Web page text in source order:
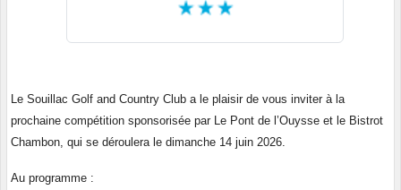
Le Souillac Golf and Country Club a le plaisir de vous inviter à la
prochaine compétition sponsorisée par Le Pont de l’Ouysse et le Bistrot
Chambon, qui se déroulera le dimanche 14 juin 2026.
Au programme :